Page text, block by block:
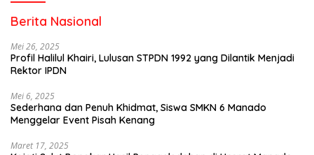
Berita Nasional
Mei 26, 2025
Profil Halilul Khairi, Lulusan STPDN 1992 yang Dilantik Menjadi
Rektor IPDN
Mei 6, 2025
Sederhana dan Penuh Khidmat, Siswa SMKN 6 Manado
Menggelar Event Pisah Kenang
Maret 17, 2025